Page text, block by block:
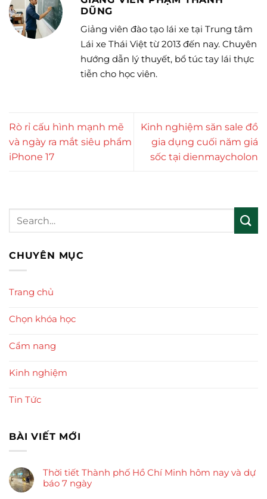
DŨNG
Giảng viên đào tạo lái xe tại Trung tâm
Lái xe Thái Việt từ 2013 đến nay. Chuyên
hướng dẫn lý thuyết, bổ túc tay lái thực
tiễn cho học viên.
Rò rỉ cấu hình mạnh mẽ
và ngày ra mắt siêu phẩm
iPhone 17
Kinh nghiệm săn sale đồ
gia dụng cuối năm giá
sốc tại dienmaycholon
CHUYÊN MỤC
Trang chủ
Chọn khóa học
Cẩm nang
Kinh nghiệm
Tin Tức
BÀI VIẾT MỚI
Thời tiết Thành phố Hồ Chí Minh hôm nay và dự
báo 7 ngày